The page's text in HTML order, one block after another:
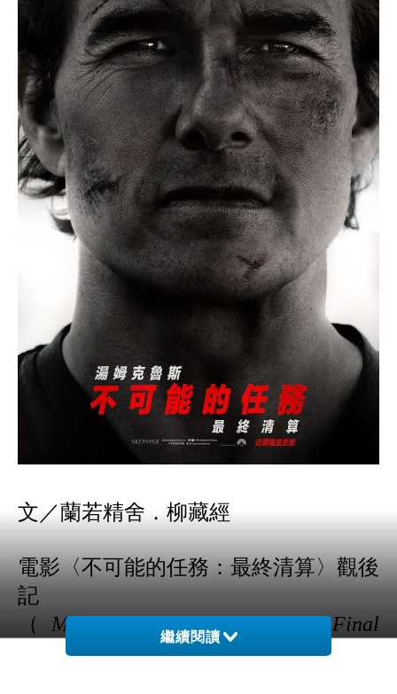
文／蘭若精舍．柳藏經
電影〈不可能的任務：最終清算〉觀後
記
（ Mission: Impossible – The Final
Reckoning）
繼續閱讀